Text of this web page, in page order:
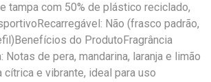
tampa com 50% de plástico reciclado,
Não (frasco padrão,
do ProdutoFragrância
Notas de pera, mandarina, laranja e limão
cítrica e vibrante, ideal para uso